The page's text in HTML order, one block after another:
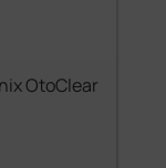
OtoClear